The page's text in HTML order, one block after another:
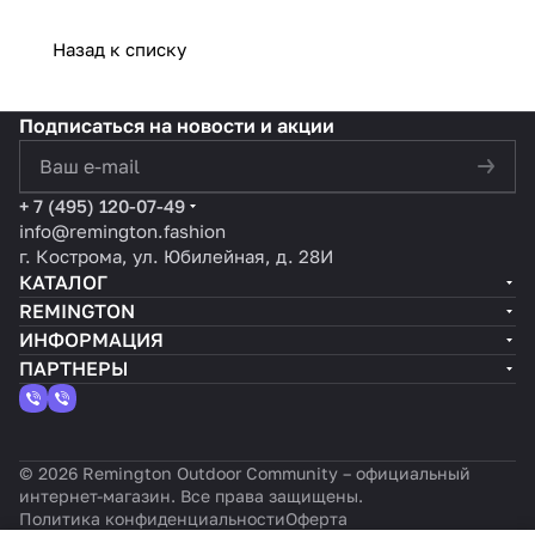
Gradie
ьный
выбор
для
вашег
о лета
Gradien
t — Sky
Blue и
Gray
Surfing
Gray:
комфорт
этим
летом
нельзя
ить этимGradien
комфорт
и стиль
Назад к списку
Подписаться на новости и акции
+ 7 (495) 120-07-49
info@remington.fashion
г. Кострома, ул. Юбилейная, д. 28И
КАТАЛОГ
REMINGTON
ИНФОРМАЦИЯ
ПАРТНЕРЫ
© 2026 Remington Outdoor Community – официальный
интернет-магазин. Все права защищены.
Политика конфиденциальностиОферта